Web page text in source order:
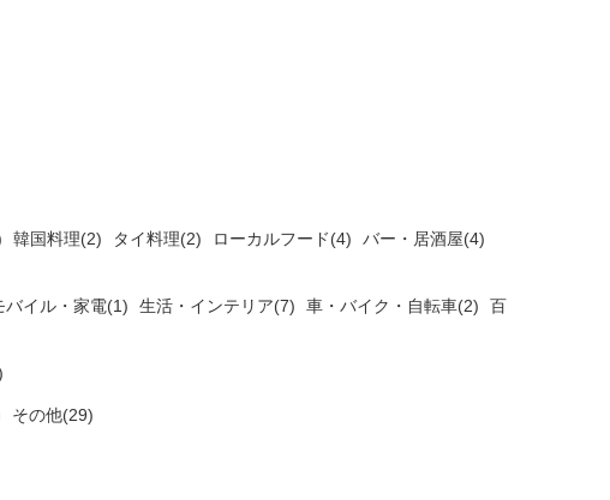
韓国料理(2) タイ料理(2) ローカルフード(4)
バー・居酒屋(4)
バイル・家電(1) 生活・インテリア(7) 車・バイク・自転車(2)
百
その他(29)